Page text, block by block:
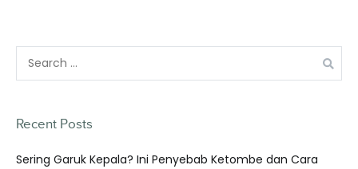
Recent Posts
Sering Garuk Kepala? Ini Penyebab Ketombe dan Cara